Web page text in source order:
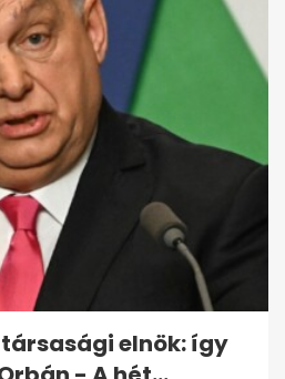
Zoltán elárulta, mi
a házasságukat...
elnök: így